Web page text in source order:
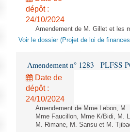
dépôt :
24/10/2024
Amendement de M. Gillet et les
Voir le dossier (Projet de loi de
Amendement n° 1283 - PLFSS
Date de
dépôt :
24/10/2024
Amendement de Mme Lebon,
Mme Faucillon, Mme K/Bidi, M.
M. Rimane, M. Sansu et M.